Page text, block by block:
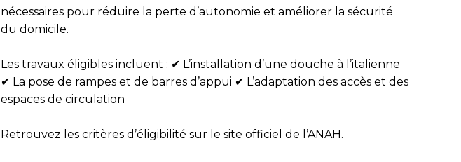
nécessaires pour réduire la perte d’autonomie et améliorer la sécurité
du domicile.
Les travaux éligibles incluent : ✔ L’installation d’une douche à l’italienne
✔ La pose de rampes et de barres d’appui ✔ L’adaptation des accès et des
espaces de circulation
Retrouvez les critères d’éligibilité sur le site officiel de l’ANAH .